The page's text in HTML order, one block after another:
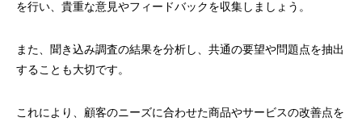
を行い、貴重な意見やフィードバックを収集しましょう。
また、聞き込み調査の結果を分析し、共通の要望や問題点を抽出
することも大切です。
これにより、顧客のニーズに合わせた商品やサービスの改善点を